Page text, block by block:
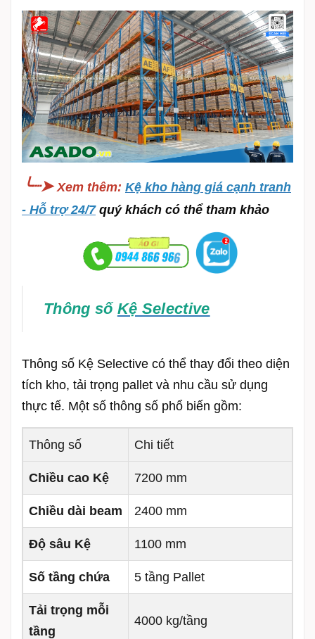
╰┈➤Xem thêm: Kệ kho hàng giá cạnh tranh
- Hỗ trợ 24/7 quý khách có thể tham khảo
Thông số Kệ Selective
Thông số Kệ Selective có thể thay đổi theo diện
tích kho, tải trọng pallet và nhu cầu sử dụng
thực tế. Một số thông số phổ biến gồm:
Thông số Chi tiết
Chiều cao Kệ 7200 mm
Chiều dài beam 2400 mm
Độ sâu Kệ 1100 mm
Số tầng chứa 5 tầng Pallet
Tải trọng mỗi
tầng
4000 kg/tầng